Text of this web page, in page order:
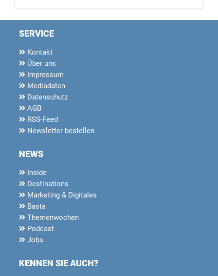
SERVICE
Kontakt
Über uns
Impressum
Mediadaten
Datenschutz
AGB
RSS-Feed
Newsletter bestellen
NEWS
Inside
Destinations
Marketing & Digitales
Basta
Themenwochen
Podcast
Jobs
KENNEN SIE AUCH?